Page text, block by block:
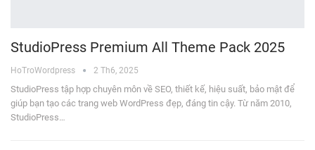
StudioPress Premium All Theme Pack 2025
HoTroWordpress 2 Th6, 2025
StudioPress tập hợp chuyên môn về SEO, thiết kế, hiệu suất, bảo mật để
giúp bạn tạo các trang web WordPress đẹp, đáng tin cậy. Từ năm 2010,
StudioPress…